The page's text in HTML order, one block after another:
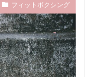
フィットボクシング